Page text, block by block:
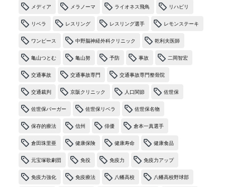
メディア メラノーマ ライオネス飛鳥 リハビリ
リベラ レスリング レスリング選手 レモンステーキ
ワンピース 中野脳神経外科クリニック 乾利夫医師
亀山つとむ 亀山努 予防 事故 二岡智宏
交通事故 交通事故専門 交通事故専門整骨院
交通裁判 京阪クリニック 人口関節 佐世保
佐世保バーガー 佐世保リベラ 佐世保名物
保存的療法 信州 俳優 倉本一真選手
倉田珠里亜 健康保険 健康寿命 健康食品
元宝塚歌劇団 免役 免疫力 免疫力アップ
免疫力強化 免疫療法 八幡高校 八幡高校野球部